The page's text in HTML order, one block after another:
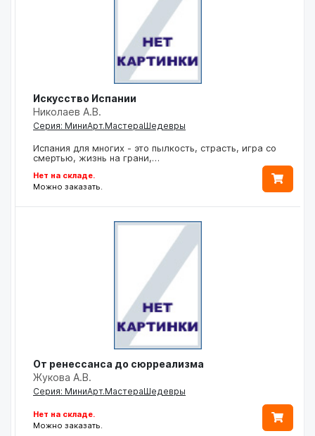
Искусство Испании
Николаев А.В.
Серия: МиниАрт.МастераШедевры
Испания для многих - это пылкость, страсть, игра со
смертью, жизнь на грани,…
Нет на складе.
Можно заказать.
От ренессанса до сюрреализма
Жукова А.В.
Серия: МиниАрт.МастераШедевры
Нет на складе.
Можно заказать.